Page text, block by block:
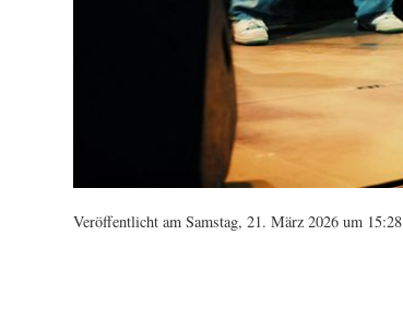
Veröffentlicht am Samstag, 21. März 2026 um 15:28